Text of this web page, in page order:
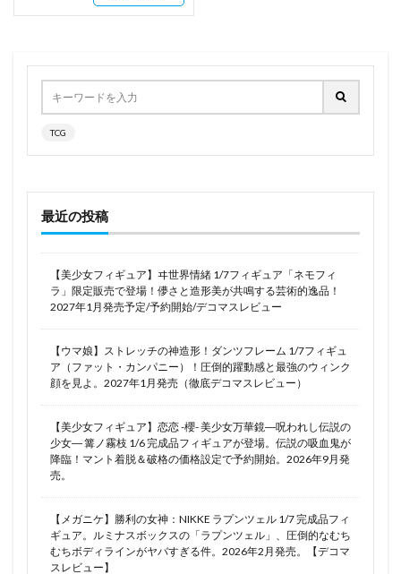
氷の魔妖－雪女/Yuki-Onna the Ice Mayakashi
浅倉透
海洋堂 海野幸
涼風青葉
深崎暮人
渡辺曜
湯ノ花幽奈
湯気 源頼光
滝本ひふみ
煎茶
犬ペット彼女
狐宮ニギ 狼と香辛料
猫
猫又おかゆ
猫柳モモ 猫鯨
王来篇
王者栄耀
現実主義勇者の王国再建記
瑞鶴
田中摩美々
由比ヶ浜結衣
異世界迷宮でハーレムを
異人館
痛いのは嫌なので防御力に極振りしたいと思います。
白井黒子
白天使
白根凛
白銀の城のラビュリンス/Lovely Labrynth of the Silver Castle
白銀ノエル
白雪千夜 白髪バニー
百鬼あやめ
皇巫 ツクヨミ ファビュラス
盾の勇者の成り上がり
眞白いこね
真ゲッターロボ
TCG
最近の投稿
【美少女フィギュア】ヰ世界情緒 1/7フィギュア「ネモフィ
ラ」限定販売で登場！儚さと造形美が共鳴する芸術的逸品！
2027年1月発売予定/予約開始/デコマスレビュー
【ウマ娘】ストレッチの神造形！ダンツフレーム 1/7フィギュ
ア（ファット・カンパニー）！圧倒的躍動感と最強のウィンク
顔を見よ。2027年1月発売（徹底デコマスレビュー）
【美少女フィギュア】恋恋 -櫻- 美少女万華鏡―呪われし伝説の
少女― 篝ノ霧枝 1/6 完成品フィギュアが登場。伝説の吸血鬼が
降臨！マント着脱＆破格の価格設定で予約開始。2026年9月発
売。
【メガニケ】勝利の女神：NIKKE ラプンツェル 1/7 完成品フィ
ギュア。ルミナスボックスの「ラプンツェル」、圧倒的なむち
むちボディラインがヤバすぎる件。2026年2月発売。【デコマ
スレビュー】